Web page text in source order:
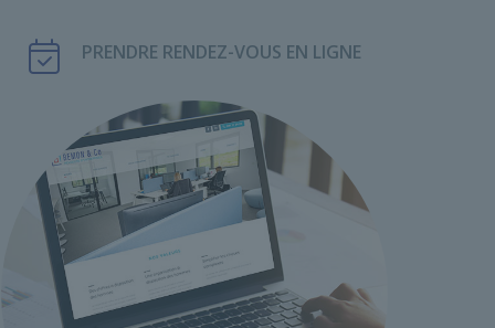
PRENDRE RENDEZ-VOUS EN LIGNE